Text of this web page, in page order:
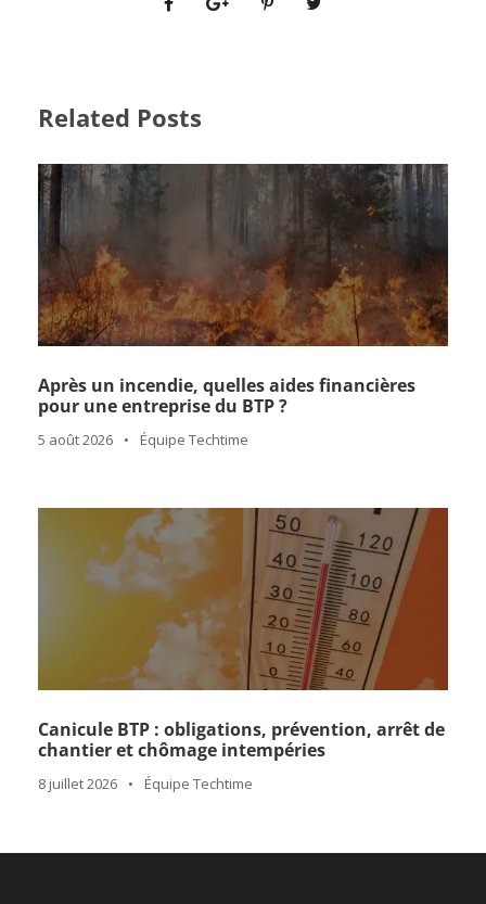
Related Posts
Après un incendie, quelles aides financières
pour une entreprise du BTP ?
5 août 2026 • Équipe Techtime
Canicule BTP : obligations, prévention, arrêt de
chantier et chômage intempéries
8 juillet 2026 • Équipe Techtime